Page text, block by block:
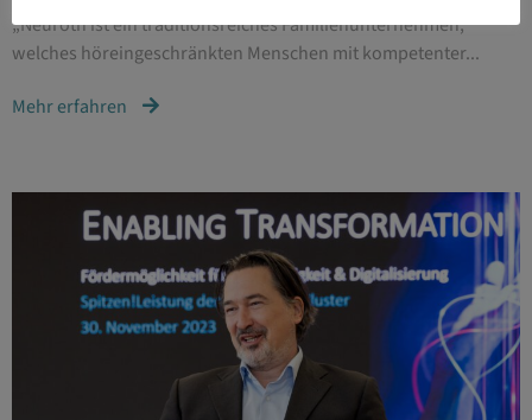
„Neuroth ist ein traditionsreiches Familienunternehmen,
welches höreingeschränkten Menschen mit kompetenter...
Mehr erfahren